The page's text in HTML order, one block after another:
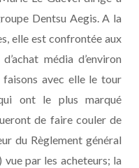
Dentsu Aegis. A la
elle est confrontée aux
média d’environ
faisons avec elle le tour
ont le plus marqué
de faire couler de
du Règlement général
par les acheteurs; la